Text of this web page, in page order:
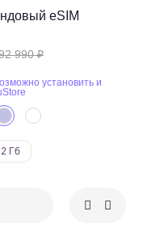
eSIM
990 ₽
установить и
Гб